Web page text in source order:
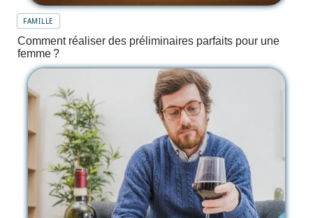
FAMILLE
Comment réaliser des préliminaires parfaits pour une
femme ?